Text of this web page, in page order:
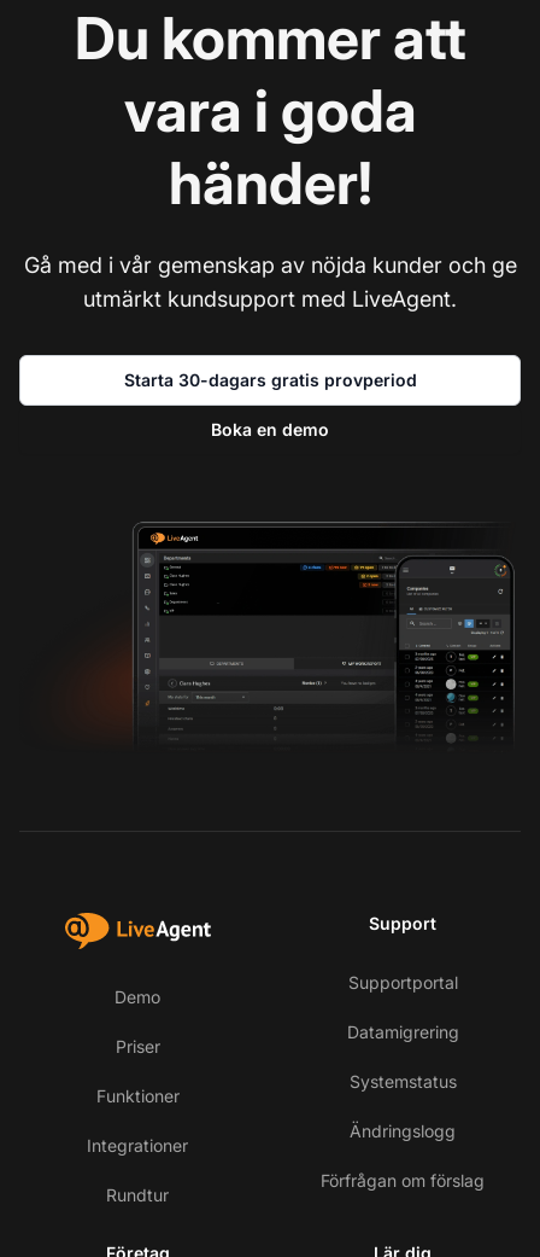
Du kommer att
vara i goda
händer!
Gå med i vår gemenskap av nöjda kunder och ge
utmärkt kundsupport med LiveAgent.
Starta 30-dagars gratis provperiod
Boka en demo
Demo
Priser
Funktioner
Integrationer
Rundtur
Support
Supportportal
Datamigrering
Systemstatus
Ändringslogg
Förfrågan om förslag
Företag Lär dig